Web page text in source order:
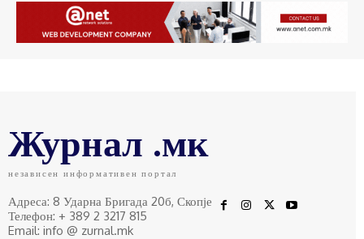
Журнал .мк
независен информативен портал
Адреса: 8 Ударна Бригада 20б, Скопје
Телефон: + 389 2 3217 815
Email: info @ zurnal.mk